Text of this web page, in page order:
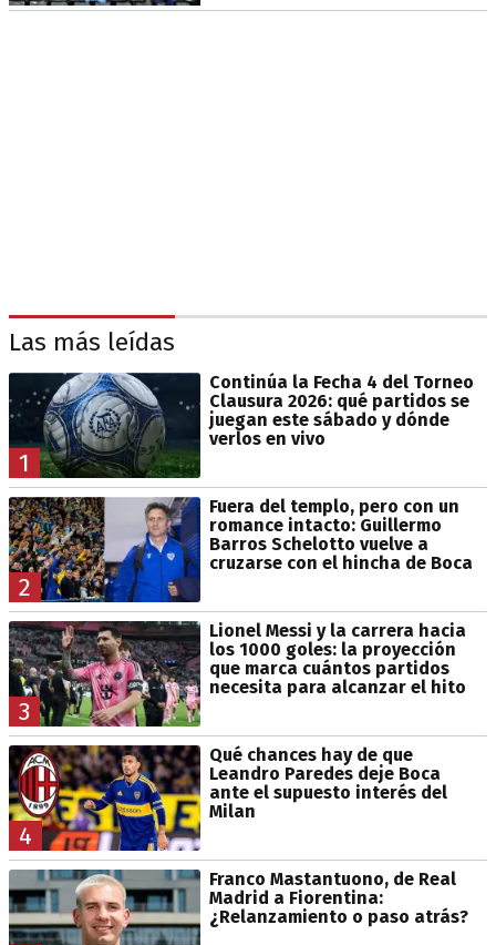
Las más leídas
1
Continúa la Fecha 4 del Torneo
Clausura 2026: qué partidos se
juegan este sábado y dónde
verlos en vivo
2
Fuera del templo, pero con un
romance intacto: Guillermo
Barros Schelotto vuelve a
cruzarse con el hincha de Boca
3
Lionel Messi y la carrera hacia
los 1000 goles: la proyección
que marca cuántos partidos
necesita para alcanzar el hito
4
Qué chances hay de que
Leandro Paredes deje Boca
ante el supuesto interés del
Milan
Franco Mastantuono, de Real
Madrid a Fiorentina:
¿Relanzamiento o paso atrás?